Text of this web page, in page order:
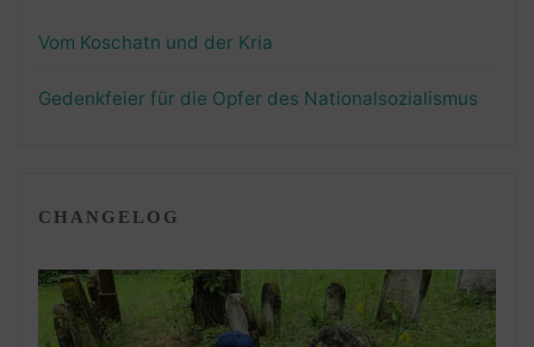
Vom Koschatn und der Kria
Gedenkfeier für die Opfer des Nationalsozialismus
CHANGELOG